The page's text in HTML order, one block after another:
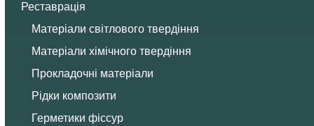
Реставрація
Матеріали світлового твердіння
Матеріали хімічного твердіння
Прокладочні матеріали
Рідки композити
Герметики фіссур